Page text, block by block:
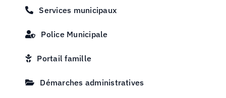
Services municipaux
Police Municipale
Portail famille
Démarches administratives